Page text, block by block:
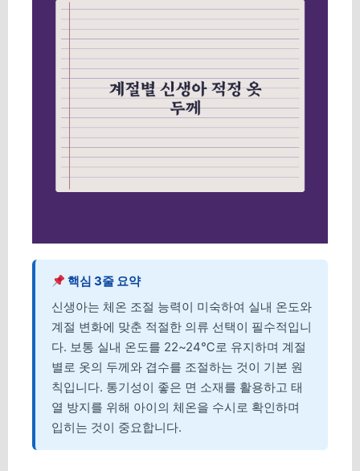
핵심 3줄 요약
신생아는 체온 조절 능력이 미숙하여 실내 온도와
계절 변화에 맞춘 적절한 의류 선택이 필수적입니
다. 보통 실내 온도를 22~24℃로 유지하며 계절
별로 옷의 두께와 겹수를 조절하는 것이 기본 원
칙입니다. 통기성이 좋은 면 소재를 활용하고 태
열 방지를 위해 아이의 체온을 수시로 확인하며
입히는 것이 중요합니다.